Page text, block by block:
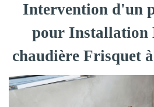
Intervention d'un
pour Installation
chaudière Frisquet